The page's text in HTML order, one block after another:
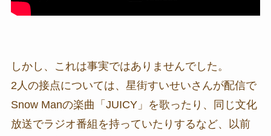
しかし、これは事実ではありませんでした。
2人の接点については、星街すいせいさんが配信で
Snow Manの楽曲「JUICY」を歌ったり、同じ文化
放送でラジオ番組を持っていたりするなど、以前